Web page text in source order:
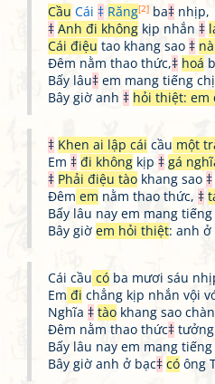
Cầu Cái ‡ Răng[2] ba‡ nhịp,
‡ Anh đi không kịp nhắn ‡
Cái điệu tao khang sao ‡
Đêm nằm thao thức,‡ hoá
Bấy lâu‡ em mang tiếng
Bây giờ anh ‡ hỏi thiệt: em
‡ Khen ai lập cái cầu một
Em ‡ đi không kịp ‡ gá
‡ Phải điệu tào khang sao ‡
Đêm em nằm thao thức, ‡
Bấy lâu nay em mang
Bây giờ em hỏi thiệt: anh ở
Cái cầu có ba mươi sáu
Em đi chẳng kịp nhắn vội
Nghĩa ‡ tào khang sao
Đêm nằm thao thức‡
Bấy lâu nay em mang
Bây giờ anh ở bạc‡ có ông